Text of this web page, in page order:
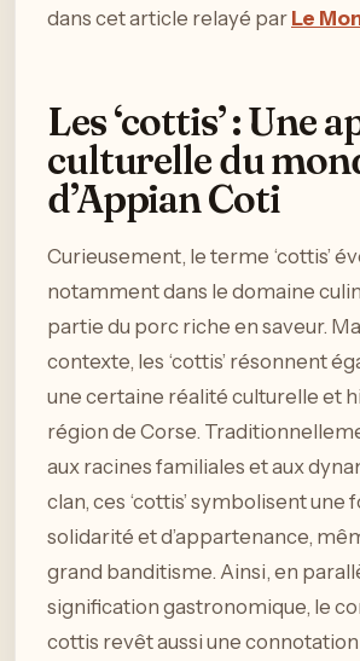
dans cet article relayé par Le
Les ‘cottis’ : Une
culturelle du
d’Appian Coti
Curieusement, le terme ‘cottis’
notamment dans le domaine
partie du porc riche en saveur.
contexte, les ‘cottis’ résonnent
une certaine réalité culturelle et
région de Corse.
aux racines familiales et aux
clan, ces ‘cottis’ symbolisent une
solidarité et d’appartenance,
grand banditisme. Ainsi, en
signification gastronomique, le
cottis revêt aussi une